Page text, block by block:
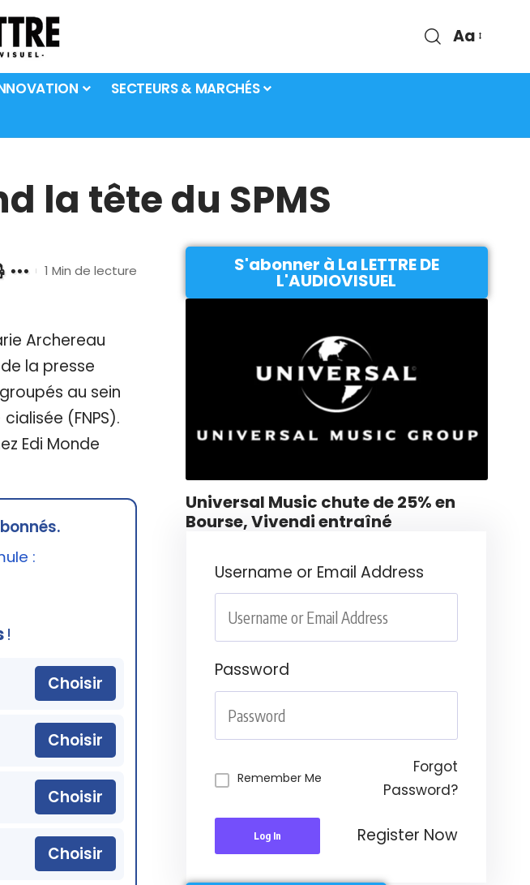
Aa
SECTEURS & MARCHÉS
la tête du SPMS
1 Min de lecture
Archereau
la presse
au sein
(FNPS).
Edi Monde
:
!
Choisir
Choisir
Choisir
Choisir
S'abonner à La LETTRE DE
L'AUDIOVISUEL
Universal Music chute de 25% en
Bourse, Vivendi entraîné
Username or Email Address
Password
Remember Me
Forgot
Password?
Log In Register Now